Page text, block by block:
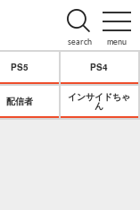
menu
search
PS5 PS4
配信者
インサイドちゃ
ん